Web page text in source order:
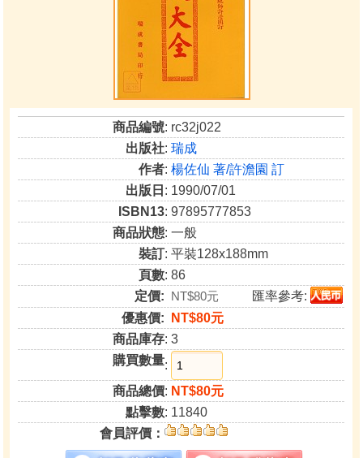
商品編號: rc32j022
出版社:瑞成
作者:楊佐仙 著/許澹園 訂
出版日 : 1990/07/01
ISBN13: 97895777853
商品狀態: 一般
裝訂: 平裝128x188mm
頁數: 86
定價: NT$80元
匯率參考:
優惠價:
NT$80元
商品庫存: 3
購買數量:
商品總價: NT$80元
點擊數: 11840
會員評價：